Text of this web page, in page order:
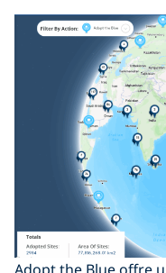
Adopt the Blue offre